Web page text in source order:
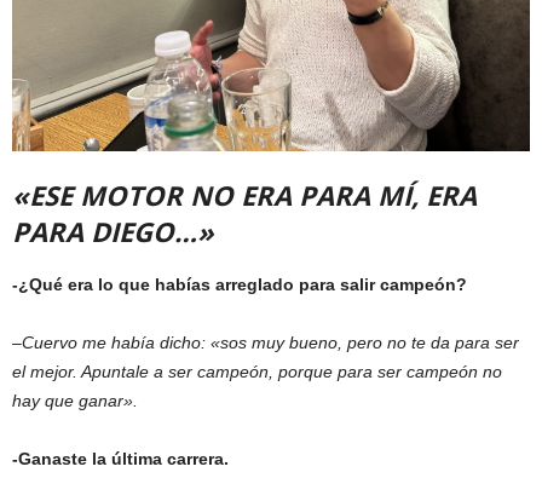
«ESE MOTOR NO ERA PARA MÍ, ERA
PARA DIEGO…»
-¿Qué era lo que habías arreglado para salir campeón?
–Cuervo me había dicho: «sos muy bueno, pero no te da para ser
el mejor. Apuntale a ser campeón, porque para ser campeón no
hay que ganar».
-Ganaste la última carrera.